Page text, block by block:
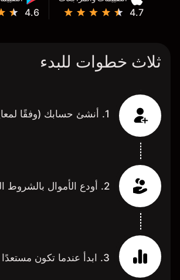
4.7
4.6
ثلاث خطوات للبدء
1. أنشئ حسابك (وفقًا لمعايير الأهلية)
2. أودع الأموال بالشروط التي تناسبك
3. ابدأ عندما تكون مستعدًا